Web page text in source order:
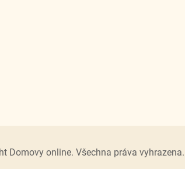
Domovy online. Všechna práva vyhrazena.